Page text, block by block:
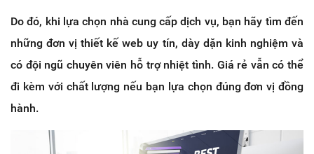
Do đó, khi lựa chọn nhà cung cấp dịch vụ, bạn hãy tìm đến
những đơn vị thiết kế web uy tín, dày dặn kinh nghiệm và
có đội ngũ chuyên viên hỗ trợ nhiệt tình. Giá rẻ vẫn có thể
đi kèm với chất lượng nếu bạn lựa chọn đúng đơn vị đồng
hành.